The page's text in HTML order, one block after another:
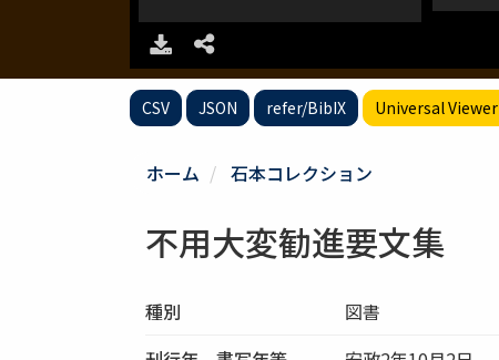
CSV JSON refer/BibIX Universal Viewer
ホーム 石本コレクション
不用大変勧進要文集
種別
図書